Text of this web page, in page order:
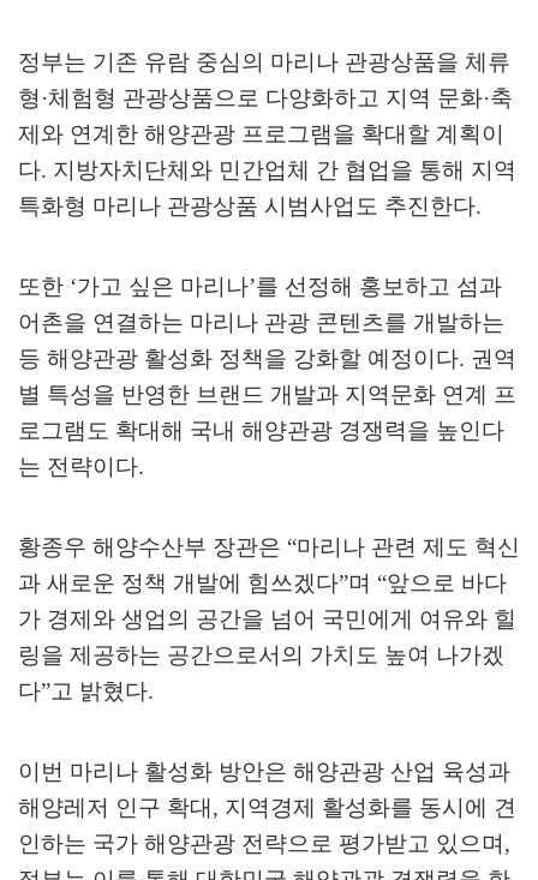
정부는 기존 유람 중심의 마리나 관광상품을 체류
형·체험형 관광상품으로 다양화하고 지역 문화·축
제와 연계한 해양관광 프로그램을 확대할 계획이
다. 지방자치단체와 민간업체 간 협업을 통해 지역
특화형 마리나 관광상품 시범사업도 추진한다.
또한 ‘가고 싶은 마리나’를 선정해 홍보하고 섬과
어촌을 연결하는 마리나 관광 콘텐츠를 개발하는
등 해양관광 활성화 정책을 강화할 예정이다. 권역
별 특성을 반영한 브랜드 개발과 지역문화 연계 프
로그램도 확대해 국내 해양관광 경쟁력을 높인다
는 전략이다.
황종우 해양수산부 장관은 “마리나 관련 제도 혁신
과 새로운 정책 개발에 힘쓰겠다”며 “앞으로 바다
가 경제와 생업의 공간을 넘어 국민에게 여유와 힐
링을 제공하는 공간으로서의 가치도 높여 나가겠
다”고 밝혔다.
이번 마리나 활성화 방안은 해양관광 산업 육성과
해양레저 인구 확대 , 지역경제 활성화를 동시에 견
인하는 국가 해양관광 전략으로 평가받고 있으며 ,